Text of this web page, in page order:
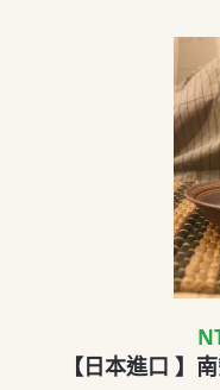
【日本進口 】